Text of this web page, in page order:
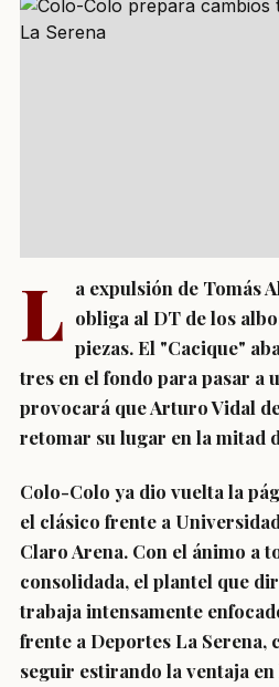
L a expulsión de Tomás
obliga al DT de los
piezas. El "Cacique"
tres en el fondo para pasar a
provocará que Arturo Vidal
retomar su lugar en la mitad
Colo-Colo ya dio vuelta la
el clásico frente a
Claro Arena. Con el ánimo a
consolidada, el plantel que
trabaja intensamente
frente a Deportes La Serena,
seguir estirando la ventaja